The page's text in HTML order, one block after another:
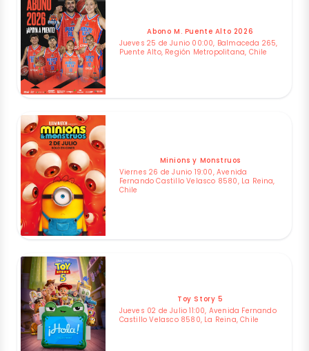
Abono M. Puente Alto 2026
Jueves 25 de Junio 00:00, Balmaceda 265,
Puente Alto, Región Metropolitana, Chile
Minions y Monstruos
Viernes 26 de Junio 19:00, Avenida
Fernando Castillo Velasco 8580, La Reina,
Chile
Toy Story 5
Jueves 02 de Julio 11:00, Avenida Fernando
Castillo Velasco 8580, La Reina, Chile